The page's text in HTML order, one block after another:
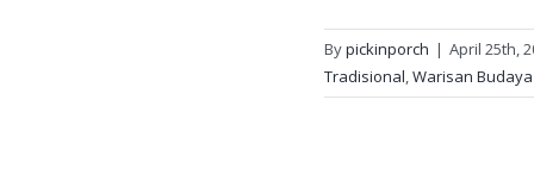
Bypickinporch | April 25th,
Tradisional,Warisan Budaya